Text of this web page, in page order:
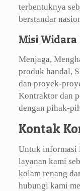
terbentuknya
berstandar
Misi Widara
Menjaga,
produk handal,
dan proyek-
Kontraktor dan
dengan pihak-
Kontak
Untuk informasi
layanan kami
kolam renang
hubungi kami